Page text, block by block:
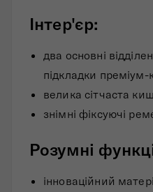
Інтер'єр:
два основні
підкладки преміум-
велика сітчаста
знімні фіксуючі
Розумні
інноваційний